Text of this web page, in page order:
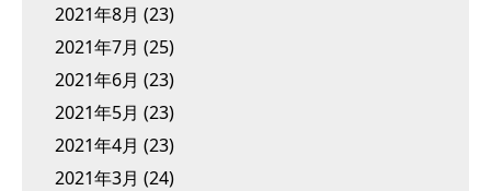
2021年8月 (23)
2021年7月 (25)
2021年6月 (23)
2021年5月 (23)
2021年4月 (23)
2021年3月 (24)